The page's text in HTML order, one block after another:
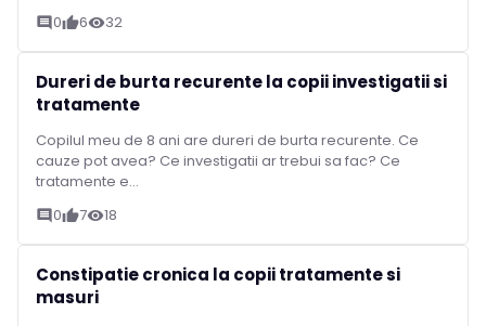
comment 0thumb_up6visibility32
Dureri de burta recurente la copii investigatii si
tratamente
Copilul meu de 8 ani are dureri de burta recurente. Ce
cauze pot avea? Ce investigatii ar trebui sa fac? Ce
tratamente e...
comment 0thumb_up7visibility18
Constipatie cronica la copii tratamente si
masuri